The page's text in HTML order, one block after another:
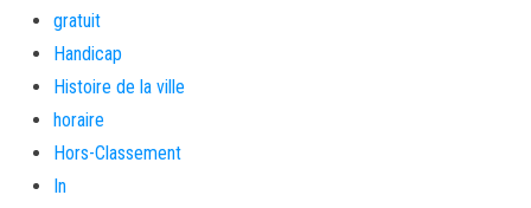
gratuit
Handicap
Histoire de la ville
horaire
Hors-Classement
In